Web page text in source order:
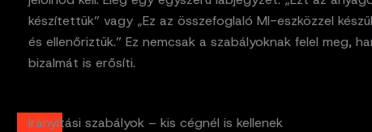
készítettük” vagy „Ez az összefoglaló MI-eszközzel
és ellenőriztük.” Ez nemcsak a szabályoknak felel meg,
bizalmát is erősíti.
Irányítási szabályok – kis cégnél is kellenek